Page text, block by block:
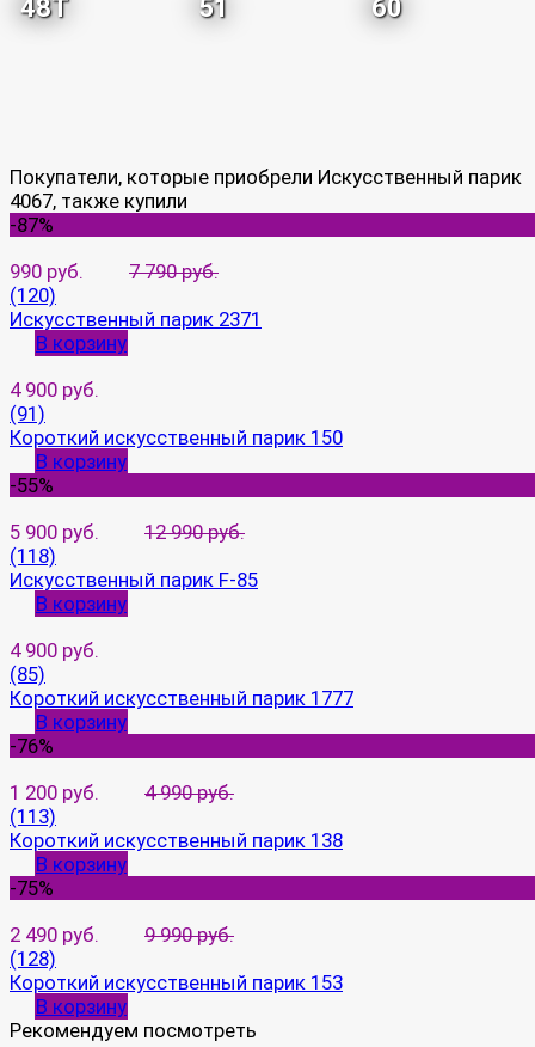
48T 51 60
Покупатели, которые приобрели Искусственный парик
4067, также купили
-87%
990 руб.
7 790 руб.
(120)
Искусственный парик 2371
В корзину
4 900 руб.
(91)
Короткий искусственный парик 150
В корзину
-55%
5 900 руб.
12 990 руб.
(118)
Искусственный парик F-85
В корзину
4 900 руб.
(85)
Короткий искусственный парик 1777
В корзину
-76%
1 200 руб.
4 990 руб.
(113)
Короткий искусственный парик 138
В корзину
-75%
2 490 руб.
9 990 руб.
(128)
Короткий искусственный парик 153
В корзину
Рекомендуем посмотреть